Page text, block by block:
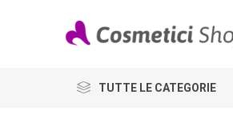
TUTTE LE CATEGORIE